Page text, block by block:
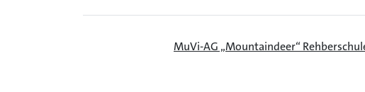
MuVi-AG „Mountaindeer“